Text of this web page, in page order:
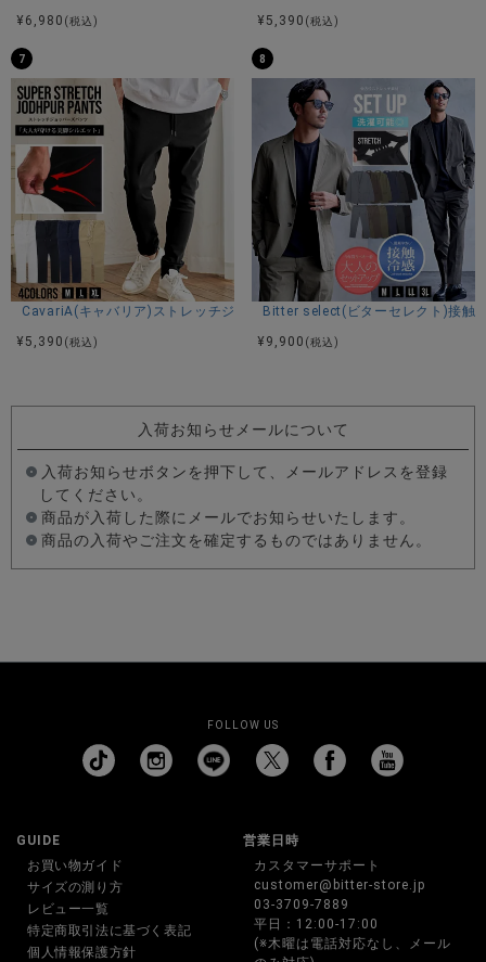
¥ 6,980 (税込)
¥ 5,390 (税込)
7
CavariA(キャバリア)ストレッチジョッパーパンツ/全4色
¥ 5,390 (税込)
8
Bitter select(ビターセレクト)接触
¥ 9,900 (税込)
入荷お知らせメールについて
入荷お知らせボタンを押下して、メールアドレスを登録
してください。
商品が入荷した際にメールでお知らせいたします。
商品の入荷やご注文を確定するものではありません。
FOLLOW US
GUIDE
お買い物ガイド
サイズの測り方
レビュー一覧
特定商取引法に基づく表記
個人情報保護方針
営業日時
カスタマーサポート
customer@bitter-store.jp
03-3709-7889
平日：12:00-17:00
(※木曜は電話対応なし、メール